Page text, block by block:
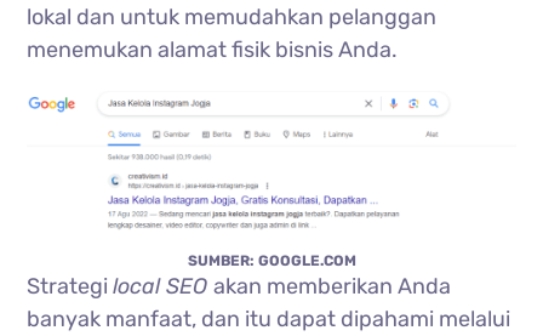
lokal dan untuk memudahkan pelanggan
menemukan alamat fisik bisnis Anda.
SUMBER: GOOGLE.COM
Strategilocal SEOakan memberikan Anda
banyak manfaat, dan itu dapat dipahami melalui